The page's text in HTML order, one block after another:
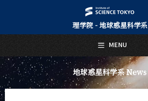
理学院 - 地球惑星科学系
地球惑星科学系 News
MENU
日本語
トップページ
Top Page
地球惑星科学系について
About Us